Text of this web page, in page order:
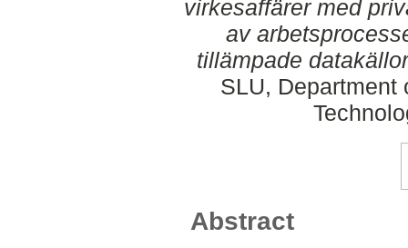
virkesaffärer med
av
tillämpade
SLU, Department
Abstract